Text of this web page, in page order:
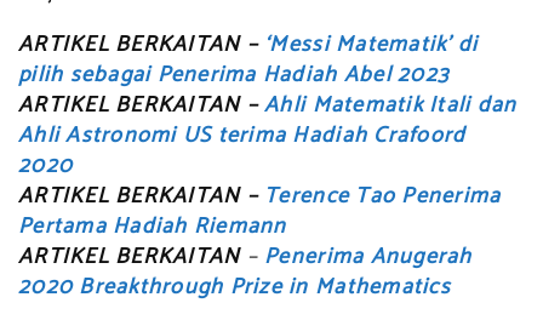
ARTIKEL BERKAITAN – ‘Messi Matematik’ di
pilih sebagai Penerima Hadiah Abel 2023
ARTIKEL BERKAITAN –Ahli Matematik Itali dan
Ahli Astronomi US terima Hadiah Crafoord
2020
ARTIKEL BERKAITAN – Terence Tao Penerima
Pertama Hadiah Riemann
ARTIKEL BERKAITAN– Penerima Anugerah
2020 Breakthrough Prize in Mathematics